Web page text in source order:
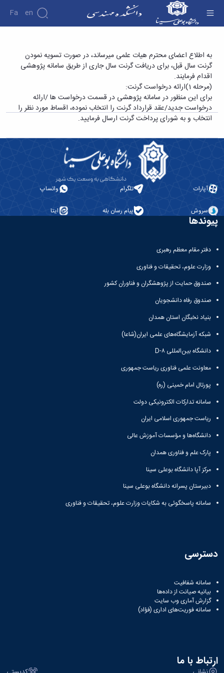
Fa En
دانشکده
درباره
دانشکده
تاریخچه
ریاست
دانشکده
آلبوم
عکس
آموزشی
پژوهشی
معاونت
تحصیلات
پژوهش
نشریات
شروع انعقاد قراردادهای پژوهانه سال 1396 -
دانشکده فنی و مهندسی
به اطلاع اعضای محترم هیات علمی میرساند، در صورت تسویه نمودن
گرنت سال قبل، برای دریافت گرنت سال جاری از طریق سامانه پژوهشی
اقدام فرمایند.
(مرحله 1)ارائه درخواست گرنت:
برای این منظور در سامانه پژوهشی در قسمت درخواست ها /ارائه
درخواست جدید/عقد قرارداد گرنت را انتخاب نموده، اقساط مورد نظر را
انتخاب و به شورای پرداخت گرنت ارسال فرمایید.
آپارات تلگرام واتساپ
سروش پیام رسان بله ایتا
پیوندها
دفتر مقام معظم رهبری
وزارت علوم، تحقیقات و فناوری
صندوق حمایت از پژوهشگران و فناوران کشور
صندوق رفاه دانشجویان
بنیاد نخبگان استان همدان
شبکه آزمایشگاه‌های علمی ایران(شاعا)
دانشگاه بین‌المللی D-۸
معاونت علمی فناوری ریاست جمهوری
پورتال امام خمینی (ره)
سامانه تدارکات الکترونیکی دولت
ریاست جمهوری اسلامی ایران
دانشگاه‌ها و مؤسسات آموزش عالی
پارک علم و فناوری همدان
مرکز آپا دانشگاه بوعلی سینا
دبیرستان پسرانه دانشگاه بوعلی سینا
سامانه پاسخگوئی به شکایات وزارت علوم، تحقیقات و فناوری
دسترسی
سامانه شفافیت
بیانیه صیانت از داده‌ها
گزارش آماری وب‌ سایت
سامانه فوریت‌های اداری (فؤاد)
ارتباط با ما